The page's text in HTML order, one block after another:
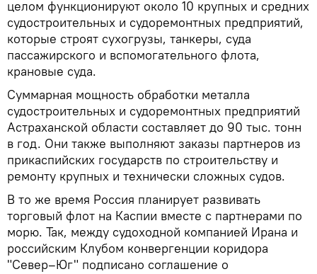
целом функционируют около 10 крупных и средних
судостроительных и судоремонтных предприятий,
которые строят сухогрузы, танкеры, суда
пассажирского и вспомогательного флота,
крановые суда.
Суммарная мощность обработки металла
судостроительных и судоремонтных предприятий
Астраханской области составляет до 90 тыс. тонн
в год. Они также выполняют заказы партнеров из
прикаспийских государств по строительству и
ремонту крупных и технически сложных судов.
В то же время Россия планирует развивать
торговый флот на Каспии вместе с партнерами по
морю. Так, между судоходной компанией Ирана и
российским Клубом конвергенции коридора
"Север–Юг" подписано соглашение о